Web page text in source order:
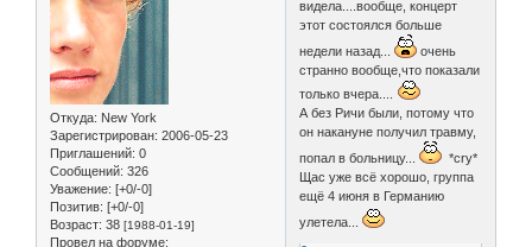
Откуда: New York
Зарегистрирован: 2006-05-23
Приглашений: 0
Сообщений: 326
Уважение: [+0/-0]
Позитив: [+0/-0]
Возраст: 38 [1988-01-19]
Провел на форуме:
видела....вообще, концерт
этот состоялся больше
недели назад...
очень
странно вообще,что показали
только вчера....
А без Ричи были, потому что
он накануне получил травму,
попал в больницу...
*cry*
Щас уже всё хорошо, группа
ещё 4 июня в Германию
улетела...